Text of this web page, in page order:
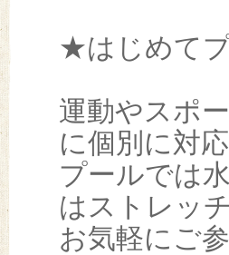
★はじめて
運動やスポ
に個別に対
プールでは
はストレッ
お気軽にご